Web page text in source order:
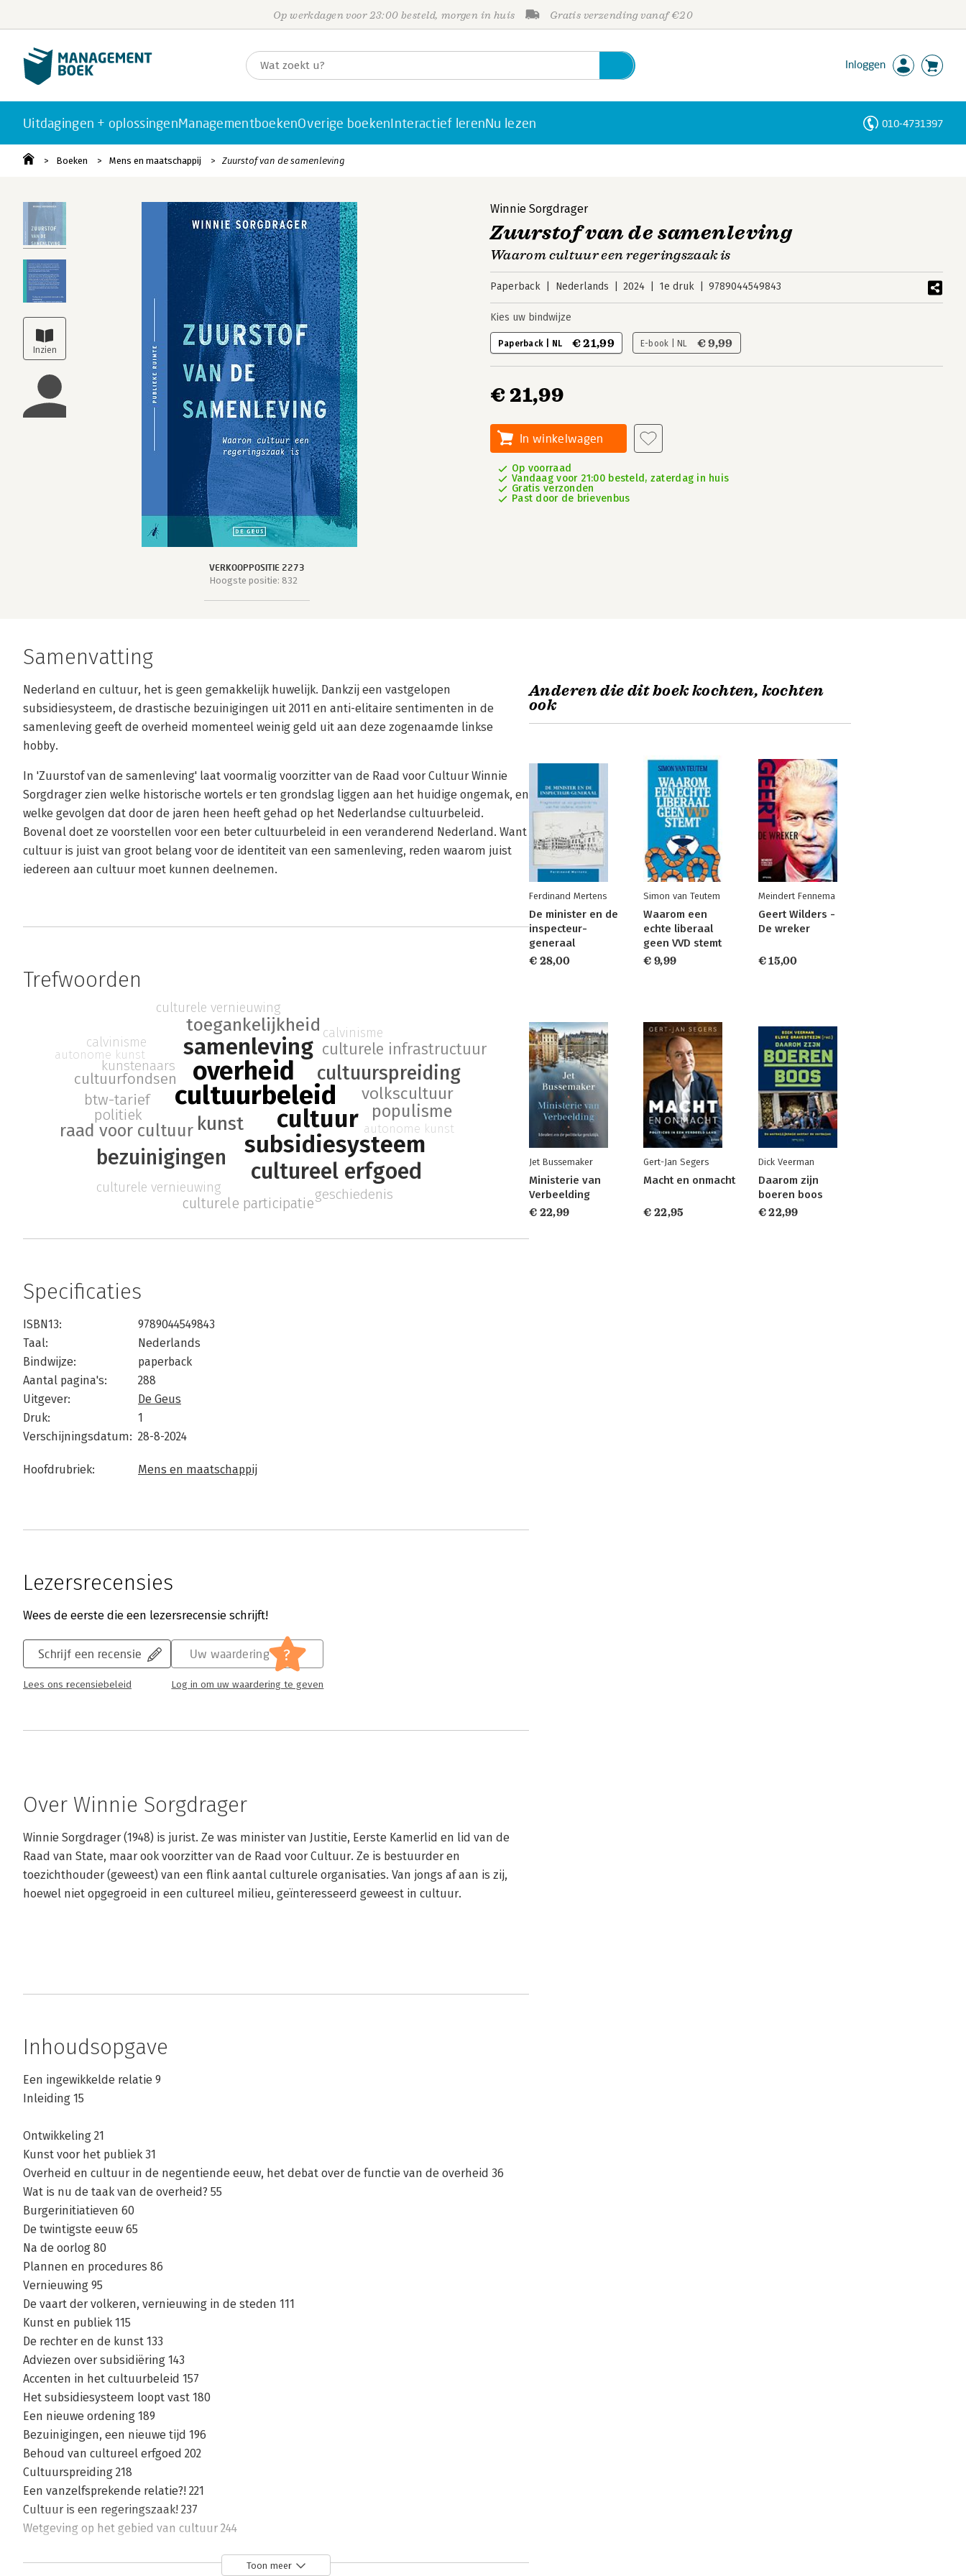
Op werkdagen voor 23:00 besteld, morgen in huis Gratis verzending vanaf €20
Inloggen
Uitdagingen + oplossingenManagementboekenOverige boekenInteractief lerenNu lezen 010-4731397
Boeken Mens en maatschappij Zuurstof van de samenleving
VERKOOPPOSITIE 2273
Hoogste positie: 832
Winnie Sorgdrager
Zuurstof van de samenleving
Waarom cultuur een regeringszaak is
Paperback Nederlands 2024 1e druk 9789044549843
Kies uw bindwijze
Paperback | NL € 21,99 E-book | NL € 9,99
€ 21,99
In winkelwagen
Op voorraad
Vandaag voor 21:00 besteld, zaterdag in huis
Gratis verzonden
Past door de brievenbus
Samenvatting
Nederland en cultuur, het is geen gemakkelijk huwelijk. Dankzij een vastgelopen
subsidiesysteem, de drastische bezuinigingen uit 2011 en anti-elitaire sentimenten in de
samenleving geeft de overheid momenteel weinig geld uit aan deze zogenaamde linkse
hobby.
In 'Zuurstof van de samenleving' laat voormalig voorzitter van de Raad voor Cul­tuur Winnie
Sorgdrager zien welke historische wortels er ten grondslag liggen aan het huidige ongemak, en
welke gevolgen dat door de jaren heen heeft ge­had op het Nederlandse cultuurbeleid.
Bovenal doet ze voorstellen voor een beter cultuurbeleid in een veranderend Nederland. Want
cultuur is juist van groot belang voor de identiteit van een samenleving, reden waarom juist
iedereen aan cultuur moet kunnen deelnemen.
Trefwoorden
cultuurbeleid
cultuur
overheid
subsidiesysteem
samenleving
cultureel erfgoed
cultuurspreiding
bezuinigingen
kunst
volkscultuur
raad voor cultuur
toegankelijkheid
populisme
politiek
btw-tarief
cultuurfondsen
culturele infrastructuur
geschiedenis
culturele participatie
kunstenaars
autonome kunst
culturele vernieuwing
calvinisme
autonome kunst
culturele vernieuwing
calvinisme
Specificaties
ISBN13:
9789044549843
Taal:
Nederlands
Bindwijze:
paperback
Aantal pagina's:
288
Uitgever:
De Geus
Druk:
1
Verschijningsdatum: 28-8-2024
Hoofdrubriek: Mens en maatschappij
Lezersrecensies
Wees de eerste die een lezersrecensie schrijft!
Schrijf een recensie
Lees ons recensiebeleid
Uw waardering ?
Log in om uw waardering te geven
Over Winnie Sorgdrager
Winnie Sorgdrager (1948) is jurist. Ze was minister van Justitie, Eerste Kamerlid en lid van de
Raad van State, maar ook voorzitter van de Raad voor Cultuur. Ze is bestuurder en
toezichthouder (geweest) van een flink aantal culturele organisaties. Van jongs af aan is zij,
hoewel niet opgegroeid in een cultureel milieu, geïnteresseerd geweest in cultuur.
Inhoudsopgave
Een ingewikkelde relatie 9
Inleiding 15
Ontwikkeling 21
Kunst voor het publiek 31
Overheid en cultuur in de negentiende eeuw, het debat over de functie van de overheid 36
Wat is nu de taak van de overheid? 55
Burgerinitiatieven 60
De twintigste eeuw 65
Na de oorlog 80
Plannen en procedures 86
Vernieuwing 95
De vaart der volkeren, vernieuwing in de steden 111
Kunst en publiek 115
De rechter en de kunst 133
Adviezen over subsidiëring 143
Accenten in het cultuurbeleid 157
Het subsidiesysteem loopt vast 180
Een nieuwe ordening 189
Bezuinigingen, een nieuwe tijd 196
Behoud van cultureel erfgoed 202
Cultuurspreiding 218
Een vanzelfsprekende relatie?! 221
Cultuur is een regeringszaak! 237
Wetgeving op het gebied van cultuur 244
Een donker scenario? 268
Toon meer
Anderen die dit boek kochten, kochten
ook
Ferdinand Mertens
De minister en de
inspecteur-
generaal
€ 28,00
Simon van Teutem
Waarom een
echte liberaal
geen VVD stemt
€ 9,99
Meindert Fennema
Geert Wilders -
De wreker
€ 15,00
Jet Bussemaker
Ministerie van
Verbeelding
€ 22,99
Gert-Jan Segers
Macht en onmacht
€ 22,95
Dick Veerman
Daarom zijn
boeren boos
€ 22,99
Personen